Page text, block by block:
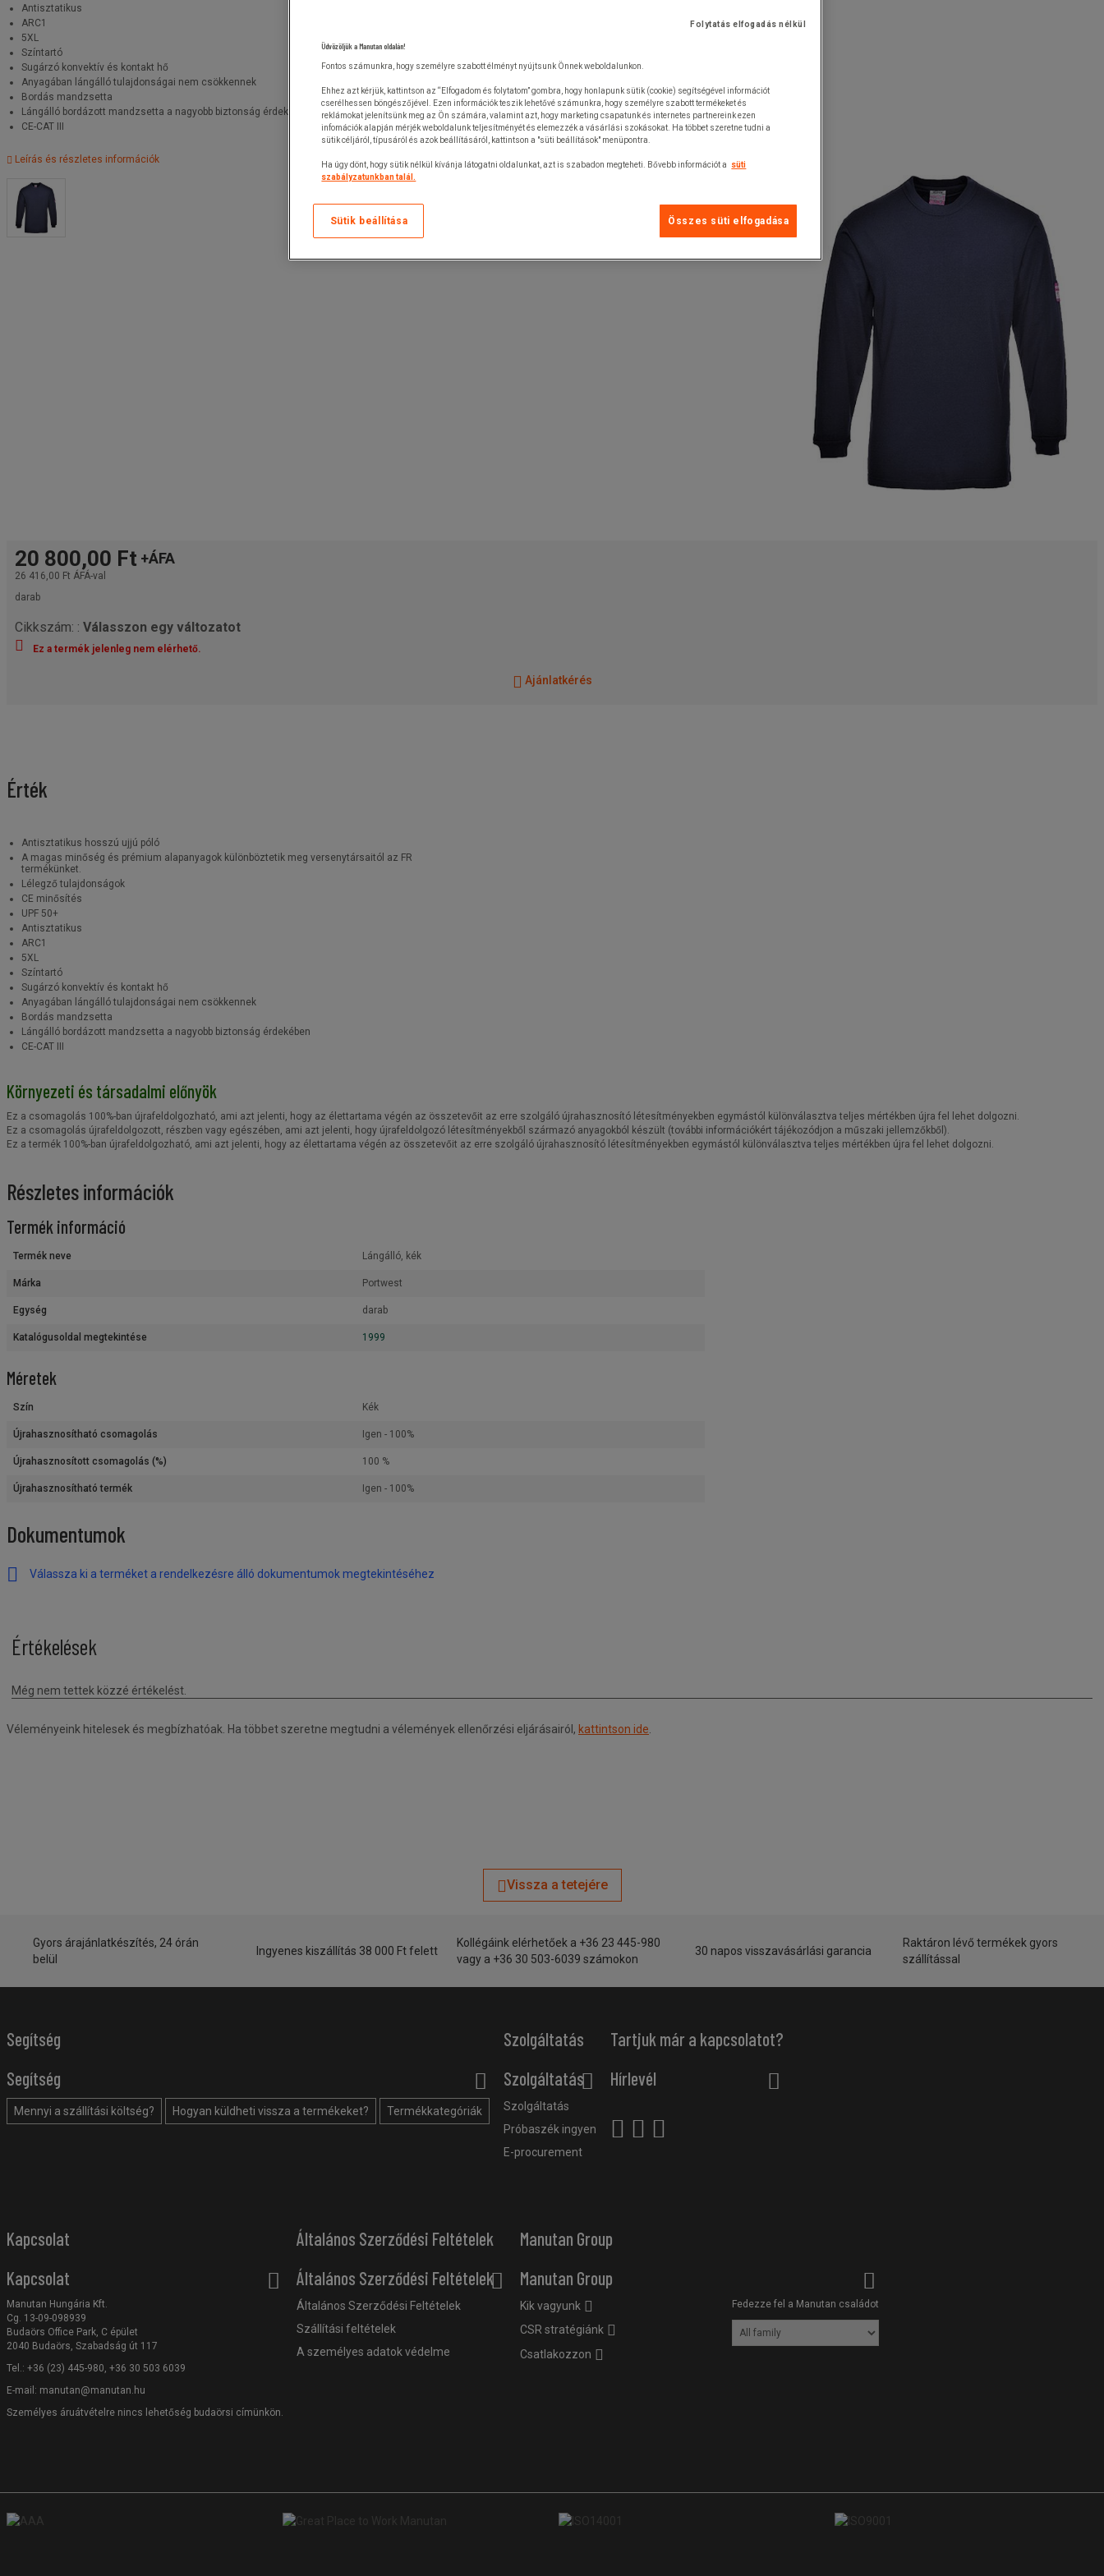
Antisztatikus
ARC1
5XL
Színtartó
Sugárzó konvektív és kontakt hő
Anyagában lángálló tulajdonságai nem csökkennek
Bordás mandzsetta
Lángálló bordázott mandzsetta a nagyobb biztonság érdekében
CE-CAT III
Leírás és részletes információk
20 800,00 Ft +ÁFA
26 416,00 Ft ÁFÁ-val
darab
Cikkszám: : Válasszon egy változatot
Ez a termék jelenleg nem elérhető.
Ajánlatkérés
Érték
Antisztatikus hosszú ujjú póló
A magas minőség és prémium alapanyagok különböztetik meg versenytársaitól az FR
termékünket.
Lélegző tulajdonságok
CE minősítés
UPF 50+
Antisztatikus
ARC1
5XL
Színtartó
Sugárzó konvektív és kontakt hő
Anyagában lángálló tulajdonságai nem csökkennek
Bordás mandzsetta
Lángálló bordázott mandzsetta a nagyobb biztonság érdekében
CE-CAT III
Környezeti és társadalmi előnyök
Ez a csomagolás 100%-ban újrafeldolgozható, ami azt jelenti, hogy az élettartama végén az összetevőit az erre szolgáló újrahasznosító létesítményekben egymástól különválasztva teljes mértékben újra fel lehet dolgozni.
Ez a csomagolás újrafeldolgozott, részben vagy egészében, ami azt jelenti, hogy újrafeldolgozó létesítményekből származó anyagokból készült (további információkért tájékozódjon a műszaki jellemzőkből).
Ez a termék 100%-ban újrafeldolgozható, ami azt jelenti, hogy az élettartama végén az összetevőit az erre szolgáló újrahasznosító létesítményekben egymástól különválasztva teljes mértékben újra fel lehet dolgozni.
Részletes információk
Termék információ
Termék neve Lángálló, kék
Márka Portwest
Egység darab
Katalógusoldal megtekintése 1999
Méretek
Szín Kék
Újrahasznosítható csomagolás Igen - 100%
Újrahasznosított csomagolás (%) 100 %
Újrahasznosítható termék Igen - 100%
Dokumentumok
Válassza ki a terméket a rendelkezésre álló dokumentumok megtekintéséhez
Véleményeink hitelesek és megbízhatóak. Ha többet szeretne megtudni a vélemények ellenőrzési eljárásairól, kattintson ide
Vissza a tetejére
Gyors árajánlatkészítés, 24 órán
belül
Ingyenes kiszállítás 38 000 Ft felett
Kollégáink elérhetőek a +36 23 445-980
vagy a +36 30 503-6039 számokon
30 napos visszavásárlási garancia
Raktáron lévő termékek gyors
szállítással
Segítség
Segítség
Mennyi a szállítási költség? Hogyan küldheti vissza a termékeket? Termékkategóriák
Szolgáltatás
Szolgáltatás
Szolgáltatás
Próbaszék ingyen
E-procurement
Tartjuk már a kapcsolatot?
Hírlevél
Kapcsolat
Kapcsolat
Manutan Hungária Kft.
Cg. 13-09-098939
Budaörs Office Park, C épület
2040 Budaörs, Szabadság út 117
Tel.: +36 (23) 445-980, +36 30 503 6039
E-mail: manutan@manutan.hu
Személyes áruátvételre nincs lehetőség budaörsi címünkön.
Általános Szerződési Feltételek
Általános Szerződési Feltételek
Általános Szerződési Feltételek
Szállítási feltételek
A személyes adatok védelme
Manutan Group
Manutan Group
Kik vagyunk
CSR stratégiánk
Csatlakozzon
Fedezze fel a Manutan családot
Folytatás elfogadás nélkül
Üdvözöljük a Manutan oldalán!
Fontos számunkra, hogy személyre szabott élményt nyújtsunk Önnek weboldalunkon.
Ehhez azt kérjük, kattintson az “Elfogadom és folytatom” gombra, hogy honlapunk sütik (cookie) segítségével információt
cserélhessen böngészőjével. Ezen információk teszik lehetővé számunkra, hogy személyre szabott termékeket és
reklámokat jelenítsünk meg az Ön számára, valamint azt, hogy marketing csapatunk és internetes partnereink ezen
infomációk alapján mérjék weboldalunk teljesítményét és elemezzék a vásárlási szokásokat. Ha többet szeretne tudni a
sütik céljáról, típusáról és azok beállításáról, kattintson a "süti beállítások" menüpontra.
Ha úgy dönt, hogy sütik nélkül kívánja látogatni oldalunkat, azt is szabadon megteheti. Bővebb információt a
süti
szabályzatunkban talál.
Összes süti elfogadása
Sütik beállítása